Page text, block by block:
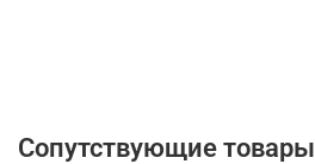
Сопутствующие товары